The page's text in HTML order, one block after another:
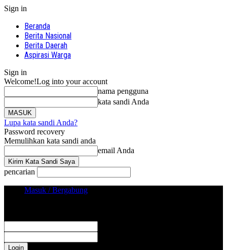
Sign in
Beranda
Berita Nasional
Berita Daerah
Aspirasi Warga
Sign in
Welcome!Log into your account
nama pengguna
kata sandi Anda
Lupa kata sandi Anda?
Password recovery
Memulihkan kata sandi anda
email Anda
pencarian
Masuk / Bergabung